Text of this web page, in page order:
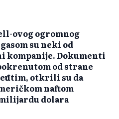
ovog ogromnog
su neki od
kompanije. Dokumenti
od strane
otkrili su da
naftom
dolara